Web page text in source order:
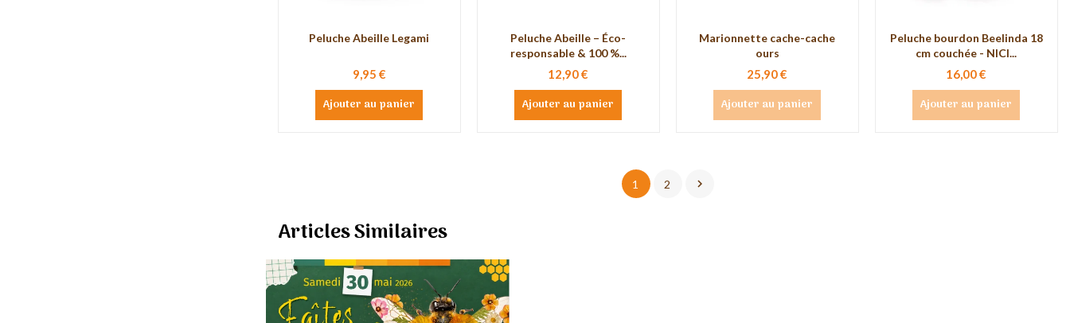
Peluche Abeille Legami
9,95 €
Ajouter au panier
Peluche Abeille – Éco-
responsable & 100 %...
12,90 €
Ajouter au panier
Marionnette cache-cache
ours
25,90 €
Ajouter au panier
Peluche bourdon Beelinda 18
cm couchée - NICI...
16,00 €
Ajouter au panier
1 2 
Articles Similaires